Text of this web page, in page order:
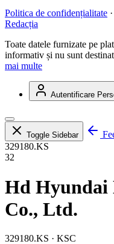
Politica de confidențialitate ·
Redacția
Toate datele furnizate pe
informativ și nu sunt
mai multe
Autentificare
Toggle Sidebar
329180.KS
32
Hd Hyundai
Co., Ltd.
329180.KS · KSC